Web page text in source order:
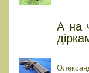
А на